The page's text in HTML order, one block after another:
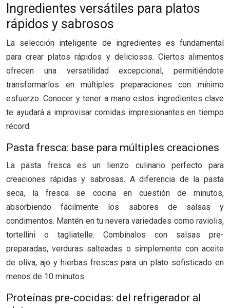
Ingredientes versátiles para platos
rápidos y sabrosos
La selección inteligente de ingredientes es fundamental
para crear platos rápidos y deliciosos. Ciertos alimentos
ofrecen una versatilidad excepcional, permitiéndote
transformarlos en múltiples preparaciones con mínimo
esfuerzo. Conocer y tener a mano estos ingredientes clave
te ayudará a improvisar comidas impresionantes en tiempo
récord.
Pasta fresca: base para múltiples creaciones
La pasta fresca es un lienzo culinario perfecto para
creaciones rápidas y sabrosas. A diferencia de la pasta
seca, la fresca se cocina en cuestión de minutos,
absorbiendo fácilmente los sabores de salsas y
condimentos. Mantén en tu nevera variedades como raviolis,
tortellini o tagliatelle. Combínalos con salsas pre-
preparadas, verduras salteadas o simplemente con aceite
de oliva, ajo y hierbas frescas para un plato sofisticado en
menos de 10 minutos.
Proteínas pre-cocidas: del refrigerador al